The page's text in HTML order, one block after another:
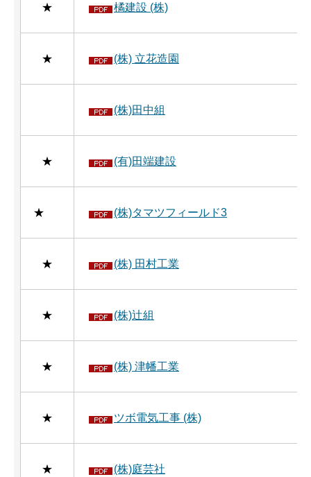
★ 橘建設 (株)
★ (株) 立花造園
(株)田中組
★ (有)田端建設
★ (株)タマツフィールド3
★ (株) 田村工業
★ (株)辻組
★ (株) 津幡工業
★ ツボ電気工事 (株)
★ (株)庭芸社